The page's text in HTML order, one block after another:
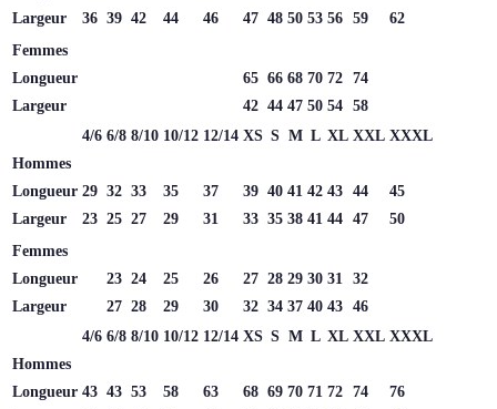
Largeur
36 39 42 44 46 47 48 50 53 56 59
62
Femmes
Longueur
65 66 68 70 72 74
Largeur
42 44 47 50 54 58
4/6 6/8 8/10 10/12 12/14 XS S M L XL XXL XXXL
Hommes
Longueur 29 32 33 35 37 39 40 41 42 43 44
45
Largeur
23 25 27 29 31 33 35 38 41 44 47
50
Femmes
Longueur
23 24 25 26 27 28 29 30 31
32
Largeur
27 28 29 30 32 34 37 40 43 46
4/6 6/8 8/10 10/12 12/14 XS S M L XL XXL XXXL
Hommes
Longueur 43 43 53 58 63 68 69 70 71 72 74
76